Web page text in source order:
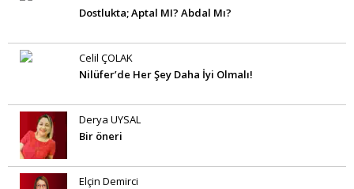
Dostlukta; Aptal MI? Abdal Mı?
Celil ÇOLAK
Nilüfer’de Her Şey Daha İyi Olmalı!
Derya UYSAL
Bir öneri
Elçin Demirci